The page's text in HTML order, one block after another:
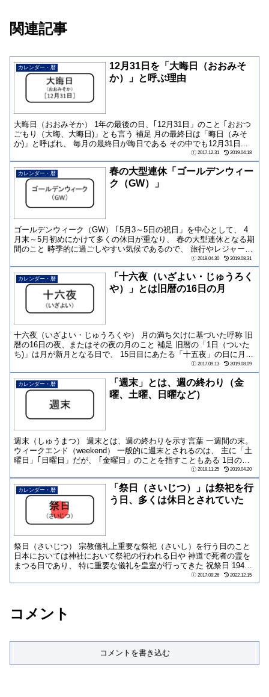
関連記事
カレンダー・暦
12月31日を「大晦日（おおみそ
か）」と呼ぶ理由
大晦日（おおみそか） 1年の最後の日、｢12月31日」のこと ｢おおつ
ごもり（大晦、大晦日)」とも言う 補足 月の最終日は「晦日（みそ
か)」と呼ばれ、 毎月の最終日が晦日である その中でも12月31日...
2017.12.31 2019.04.18
カレンダー・暦
春の大型連休「ゴールデンウィー
ク（GW）」
ゴールデンウィーク（GW） ｢5月3～5日の祝日」を中心として、 4
月末～5月初めにかけて多くの休日が重なり、 春の大型連休となる期
間のこと 時季的に過ごしやすい気候であるので、 旅行やレジャーの
2018.04.30 2019.08.31
カレンダー・暦
「十六夜（いざよい・じゅうろく
や）」とは旧暦の16日の月
十六夜（いざよい・じゅうろくや） 月の満ち欠けに基づいた呼称 旧
暦の16日の夜、またはその夜の月のこと 補足 旧暦の「1日（ついた
ち)」は月が新月となる日で、 15日目にあたる「十五夜」の日に月は
2017.09.13 2019.08.09
カレンダー・暦
「週末」とは、週の終わり（金
曜、土曜、日曜など）
週末（しゅうまつ） 週末とは、週の終わりを示す言葉 一週間の末。
ウィークエンド（weekend） 一般的に週末とされるのは、 主に「土
曜日」｢日曜日」だが、 ｢金曜日」のことを指すこともある 1日の
2018.11.25 2019.04.20
カレンダー・暦
「祭日（さいじつ）」は祭祀を行
う日、多くは休日とされていた
祭日（さいじつ） 宗教儀礼上重要な祭祀（さいし）を行う日のこと
日本においては神社において祭祀の行われる日や 神道で死者の霊を
まつる日であり、 特に重要な儀礼を皇室が行ってきた 祝祭日 1948
2017.09.26 2022.12.15
コメント
コメントを書き込む